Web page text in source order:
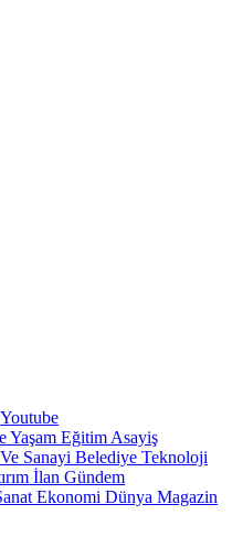
Youtube
Yaşam Eğitim Asayiş
Sanayi Belediye Teknoloji
İlan Gündem
Ekonomi Dünya Magazin